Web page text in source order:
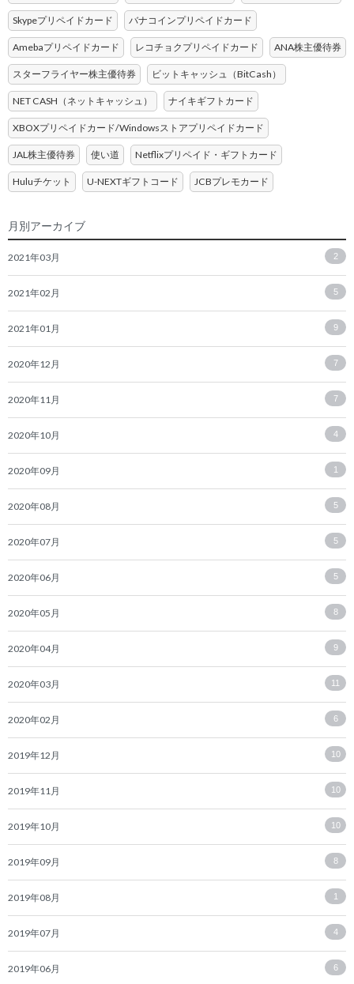
Skypeプリペイドカード バナコインプリペイドカード
Amebaプリペイドカード レコチョクプリペイドカード ANA株主優待券
スターフライヤー株主優待券 ビットキャッシュ（BitCash）
NET CASH（ネットキャッシュ） ナイキギフトカード
XBOXプリペイドカード/Windowsストアプリペイドカード
JAL株主優待券 使い道 Netflixプリペイド・ギフトカード
Huluチケット U-NEXTギフトコード JCBプレモカード
月別アーカイブ
2021年03月 2
2021年02月 5
2021年01月 9
2020年12月 7
2020年11月 7
2020年10月 4
2020年09月 1
2020年08月 5
2020年07月 5
2020年06月 5
2020年05月 8
2020年04月 9
2020年03月 11
2020年02月 6
2019年12月 10
2019年11月 10
2019年10月 10
2019年09月 8
2019年08月 1
2019年07月 4
2019年06月 6